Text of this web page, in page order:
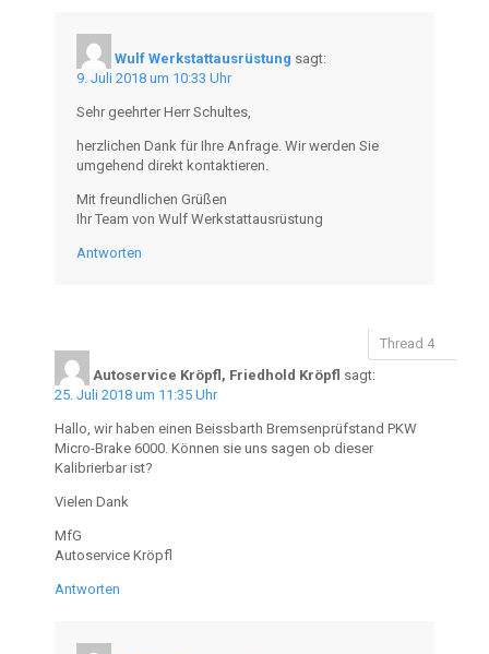
Wulf Werkstattausrüstung sagt:
9. Juli 2018 um 10:33 Uhr
Sehr geehrter Herr Schultes,
herzlichen Dank für Ihre Anfrage. Wir werden Sie
umgehend direkt kontaktieren.
Mit freundlichen Grüßen
Ihr Team von Wulf Werkstattausrüstung
Antworten
Autoservice Kröpfl, Friedhold Kröpfl sagt:
25. Juli 2018 um 11:35 Uhr
Hallo, wir haben einen Beissbarth Bremsenprüfstand PKW
Micro-Brake 6000. Können sie uns sagen ob dieser
Kalibrierbar ist?
Vielen Dank
MfG
Autoservice Kröpfl
Antworten